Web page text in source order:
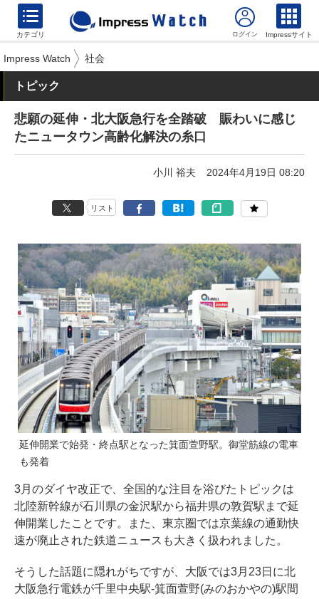
カテゴリ Impressサイト
Impress Watch 社会
トピック
悲願の延伸・北大阪急行を全踏破 賑わいに感じ
たニュータウン高齢化解決の糸口
小川 裕夫 2024年4月19日 08:20
リスト
延伸開業で始発・終点駅となった箕面萱野駅。御堂筋線の電車
も発着
3月のダイヤ改正で、全国的な注目を浴びたトピックは
北陸新幹線が石川県の金沢駅から福井県の敦賀駅まで延
伸開業したことです。また、東京圏では京葉線の通勤快
速が廃止された鉄道ニュースも大きく扱われました。
そうした話題に隠れがちですが、大阪では3月23日に北
大阪急行電鉄が千里中央駅-箕面萱野(みのおかやの)駅間